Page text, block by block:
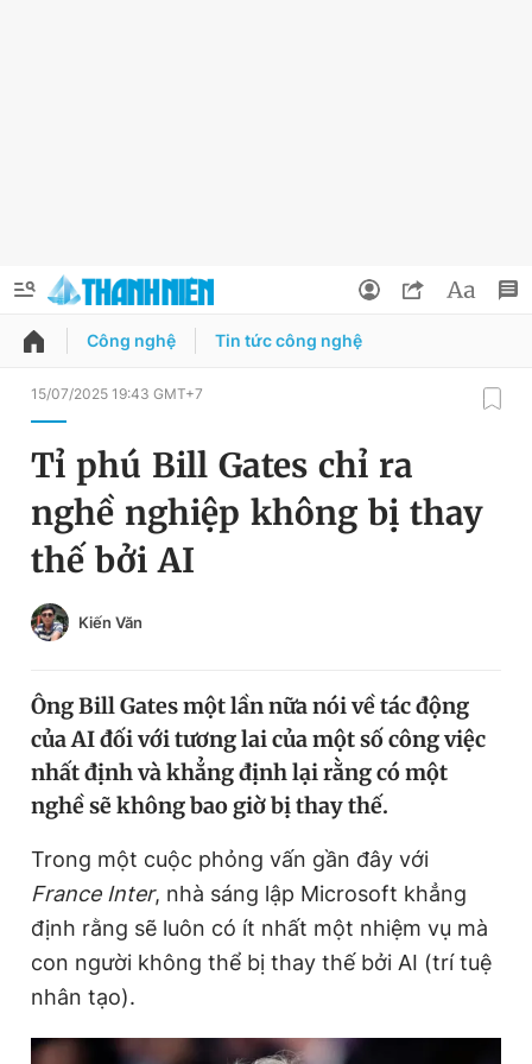
QUẢNG CÁO ĐẶT BÁO
Chuyên mục
Chuyên mục khác
Chào ngày mới
Tin thị trường
Video Magazine
Sản phẩm khác
Tiện ích Bạn cần biết
Thông tin tòa soạn Liên hệ quảng cáo
Đổi mật khẩu
Tin đã lưu
Công nghệ Tin tức công nghệ
15/07/2025 19:43 GMT+7
Tỉ phú Bill Gates chỉ ra
nghề nghiệp không bị thay
thế bởi AI
Kiến Văn
Ông Bill Gates một lần nữa nói về tác động
của AI đối với tương lai của một số công việc
nhất định và khẳng định lại rằng có một
nghề sẽ không bao giờ bị thay thế.
Trong một cuộc phỏng vấn gần đây với
France Inter, nhà sáng lập Microsoft khẳng
định rằng sẽ luôn có ít nhất một nhiệm vụ mà
con người không thể bị thay thế bởi AI (trí tuệ
nhân tạo).